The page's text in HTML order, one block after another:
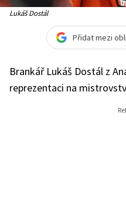
Lukáš Dostál
Přidat mezi
Brankář Lukáš Dostál z
reprezentaci na